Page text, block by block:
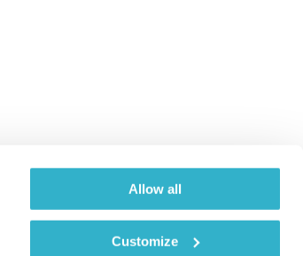
Allow all
Customize